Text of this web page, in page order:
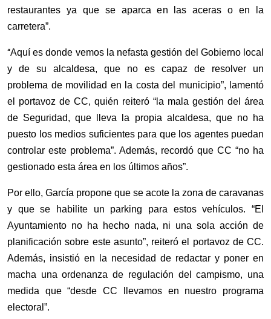
restaurantes ya que se aparca en las aceras o en la
carretera”.
“Aquí es donde vemos la nefasta gestión del Gobierno local
y de su alcaldesa, que no es capaz de resolver un
problema de movilidad en la costa del municipio”, lamentó
el portavoz de CC, quién reiteró “la mala gestión del área
de Seguridad, que lleva la propia alcaldesa, que no ha
puesto los medios suficientes para que los agentes puedan
controlar este problema”. Además, recordó que CC “no ha
gestionado esta área en los últimos años”.
Por ello, García propone que se acote la zona de caravanas
y que se habilite un parking para estos vehículos. “El
Ayuntamiento no ha hecho nada, ni una sola acción de
planificación sobre este asunto”, reiteró el portavoz de CC.
Además, insistió en la necesidad de redactar y poner en
macha una ordenanza de regulación del campismo, una
medida que “desde CC llevamos en nuestro programa
electoral”.